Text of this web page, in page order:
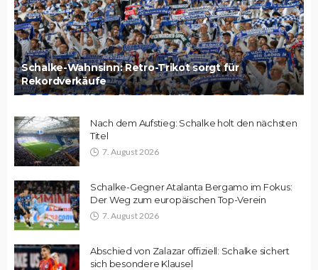
Schalke-Wahnsinn: Retro-Trikot sorgt für
Rekordverkäufe
Nach dem Aufstieg: Schalke holt den nächsten
Titel
7. August 2026
Schalke-Gegner Atalanta Bergamo im Fokus:
Der Weg zum europäischen Top-Verein
7. August 2026
Abschied von Zalazar offiziell: Schalke sichert
sich besondere Klausel